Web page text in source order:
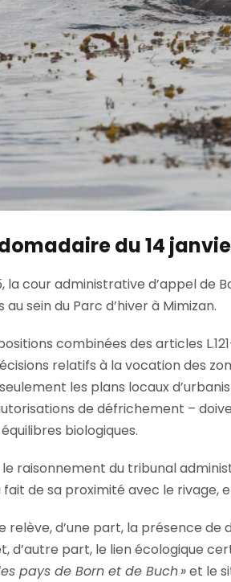
du 14
la cour administrative d’appel de
sein du Parc d’hiver à Mimizan.
combinées des articles
relatifs à la vocation des
les plans locaux
de défrichement –
biologiques.
raisonnement du tribunal
de sa proximité avec le rivage,
relève, d’une part, la présence
d’autre part, le lien écologique
pays de Born et de Buch»et le